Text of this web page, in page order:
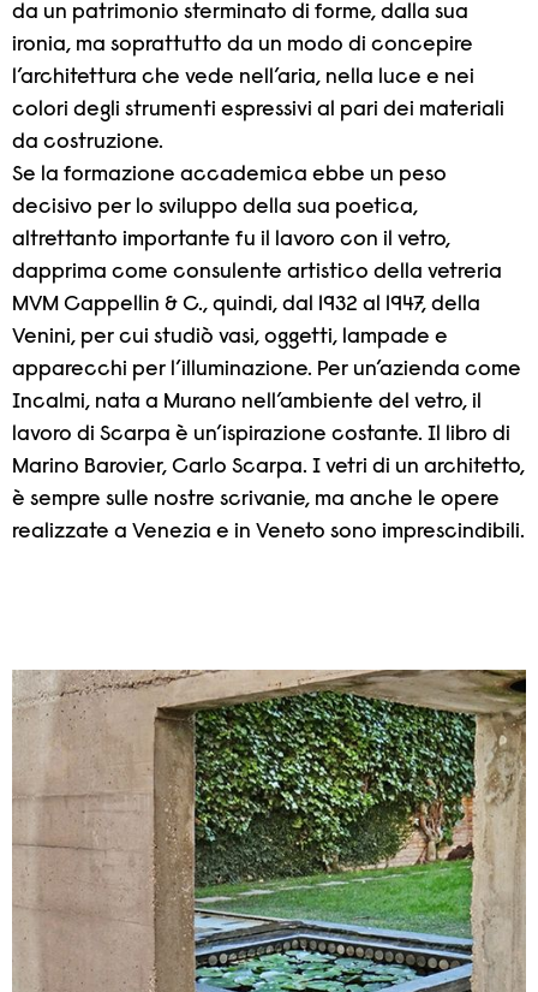
da un patrimonio sterminato di forme, dalla sua
ironia, ma soprattutto da un modo di concepire
l’architettura che vede nell’aria, nella luce e nei
colori degli strumenti espressivi al pari dei materiali
da costruzione.
Se la formazione accademica ebbe un peso
decisivo per lo sviluppo della sua poetica,
altrettanto importante fu il lavoro con il vetro,
dapprima come consulente artistico della vetreria
MVM Cappellin & C., quindi, dal 1932 al 1947, della
Venini, per cui studiò vasi, oggetti, lampade e
apparecchi per l’illuminazione. Per un’azienda come
Incalmi, nata a Murano nell’ambiente del vetro, il
lavoro di Scarpa è un’ispirazione costante. Il libro di
Marino Barovier, Carlo Scarpa. I vetri di un architetto,
è sempre sulle nostre scrivanie, ma anche le opere
realizzate a Venezia e in Veneto sono imprescindibili.